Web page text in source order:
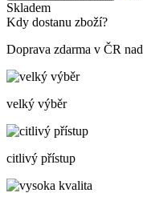
Skladem
Kdy dostanu zboží?
Doprava zdarma v ČR nad
velký výběr
citlivý přístup